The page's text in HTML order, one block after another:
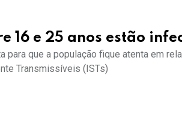
e 25 anos estão
que a população fique atenta em
Transmissíveis (ISTs)